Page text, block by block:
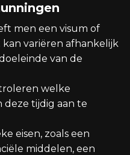
men een visum of
variëren afhankelijk
van de
welke
tijdig aan te
eisen, zoals een
middelen, een